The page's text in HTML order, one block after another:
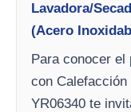
Lavadora/
(Acero
Para conocer el
con
YR06340 te